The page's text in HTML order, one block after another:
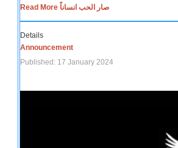
Read More صار الحب انساناً
Details
Announcement
Published: 17 January 2024